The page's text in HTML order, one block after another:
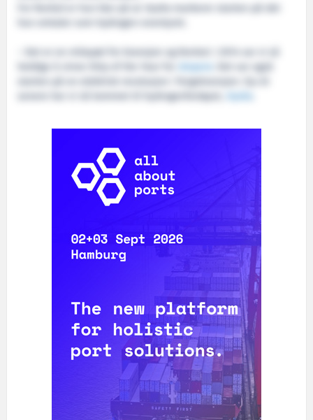
Hydra
markerer starten på det
hun omtaler som hydrogen-eventyret.
– Det er en milepæl for bransjen og Norled. I 2014 var vi så
heldige å vinne Ship of the Year for
Ampere
. Det var også
starten på en elektrisk revolusjon i fergebransjen. Sju år
senere har vi nå kommet til hydrogenfartøyet,